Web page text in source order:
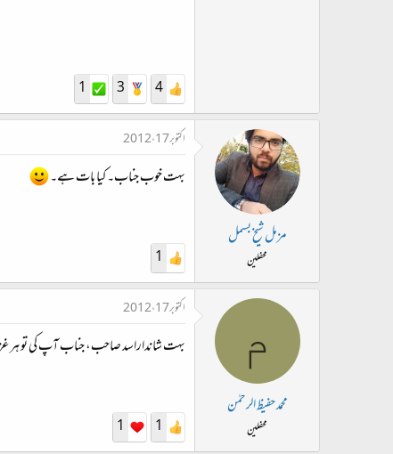
4
3
1
مزمل شیخ بسمل
محفلین
اکتوبر 17، 2012
بہت خوب جناب۔ کیا بات ہے۔
1
م
محمد حفیظ الرحمٰن
محفلین
اکتوبر 17، 2012
بہت شانداراسد صاحب، جناب آپ کی تو ہر
1
1